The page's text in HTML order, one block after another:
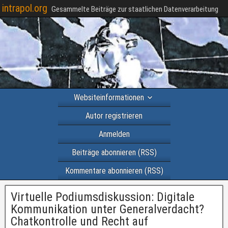
intrapol.org Gesammelte Beiträge zur staatlichen Datenverarbeitung
Websiteinformationen
Autor registrieren
Anmelden
Beiträge abonnieren (RSS)
Kommentare abonnieren (RSS)
Virtuelle Podiumsdiskussion: Digitale
Kommunikation unter Generalverdacht?
Chatkontrolle und Recht auf